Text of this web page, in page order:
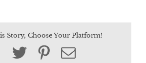
Story, Choose Your Platform!
Facebook
TwitterPinterest
Email